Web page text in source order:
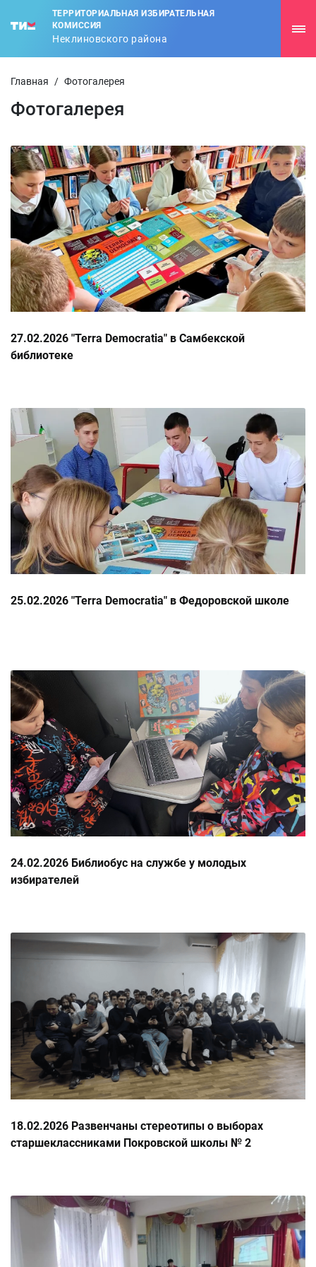
ТЕРРИТОРИАЛЬНАЯ ИЗБИРАТЕЛЬНАЯ
КОМИССИЯ
Неклиновского района
Главная / Фотогалерея
Фотогалерея
27.02.2026 "Terra Democratia" в Самбекской
библиотеке
25.02.2026 "Terra Democratia" в Федоровской школе
24.02.2026 Библиобус на службе у молодых
избирателей
18.02.2026 Развенчаны стереотипы о выборах
старшеклассниками Покровской школы № 2